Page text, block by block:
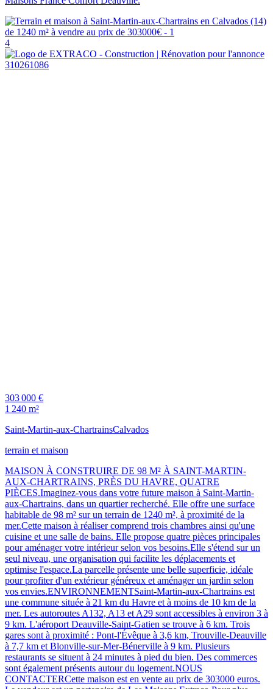
4
303 000 €
1 240 m²
Saint-Martin-aux-ChartrainsCalvados
terrain et maison
MAISON À CONSTRUIRE DE 98 M² À SAINT-MARTIN-
AUX-CHARTRAINS, PRÈS DU HAVRE, QUATRE
PIÈCES.Imaginez-vous dans votre future maison à Saint-Martin-
aux-Chartrains, dans un quartier recherché. Elle offre une surface
habitable de 98 m² sur un terrain de 1240 m², à proximité de la
mer.Cette maison à réaliser comprend trois chambres ainsi qu'une
cuisine et une salle de bains. Elle propose quatre pièces principales
pour aménager votre intérieur selon vos besoins.Elle s'étend sur un
seul niveau, une organisation qui facilite les déplacements et
optimise l'espace.La parcelle présente une belle superficie, idéale
pour profiter d'un extérieur généreux et aménager un jardin selon
vos envies.ENVIRONNEMENTSaint-Martin-aux-Chartrains est
une commune située à 21 km du Havre et à moins de 10 km de la
mer. Les autoroutes A132, A13 et A29 sont accessibles à environ 3 à
9 km. L'aéroport Deauville-Saint-Gatien se trouve à 6 km. Trois
gares sont à proximité : Pont-l'Évêque à 3,6 km, Trouville-Deauville
à 7,7 km et Blonville-sur-Mer-Bénerville à 9 km. Plusieurs
restaurants se situent à 24 minutes à pied du bien. Des commerces
sont également présents autour du logement.NOUS
CONTACTERCette maison est en vente au prix de 303000 euros.